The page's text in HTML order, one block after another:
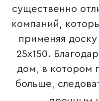
существенно
компаний,
применяя
25х150.
дом, в котором
больше,